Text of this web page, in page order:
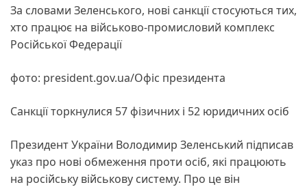
За словами Зеленського, нові санкції стосуються тих,
хто працює на військово-промисловий комплекс
Російської Федерації
фото: president.gov.ua/Офіс президента
Санкції торкнулися 57 фізичних і 52 юридичних осіб
Президент України Володимир Зеленський підписав
указ про нові обмеження проти осіб, які працюють
на російську військову систему. Про це він